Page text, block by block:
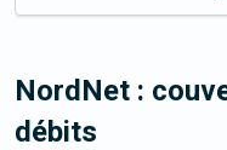
NordNet :
débits